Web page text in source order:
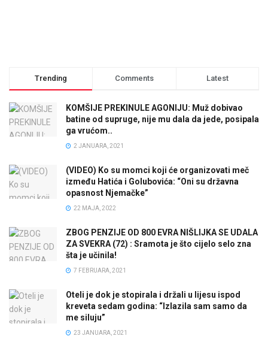
Trending Comments Latest
KOMŠIJE PREKINULE AGONIJU: Muž dobivao
batine od supruge, nije mu dala da jede, posipala
ga vrućom..
2 JANUARA, 2021
(VIDEO) Ko su momci koji će organizovati meč
između Hatića i Golubovića: “Oni su državna
opasnost Njemačke”
22 MAJA, 2022
ZBOG PENZIJE OD 800 EVRA NIŠLIJKA SE UDALA
ZA SVEKRA (72) : Sramota je što cijelo selo zna
šta je učinila!
7 FEBRUARA, 2021
Oteli je dok je stopirala i držali u lijesu ispod
kreveta sedam godina: “Izlazila sam samo da
me siluju”
23 JANUARA, 2021